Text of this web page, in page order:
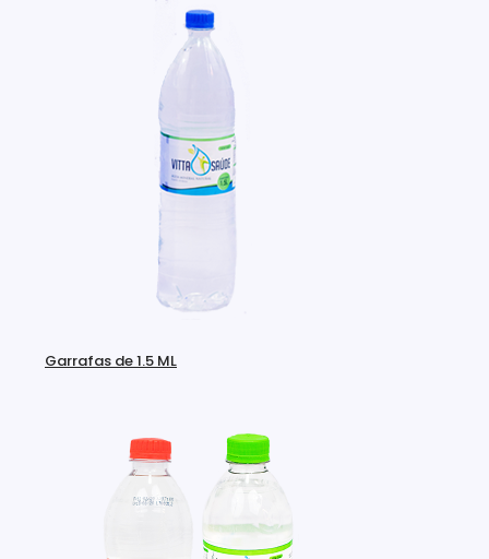
Garrafas de 1.5 ML